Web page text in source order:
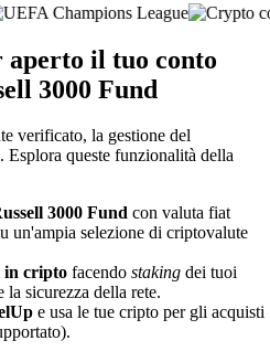
aperto il tuo conto
3000 Fund
verificato, la gestione del
queste funzionalità della
3000 Fund con valuta fiat
un'ampia selezione di criptovalute
in cripto facendo staking dei tuoi
la sicurezza della rete.
e usa le tue cripto per gli acquisti